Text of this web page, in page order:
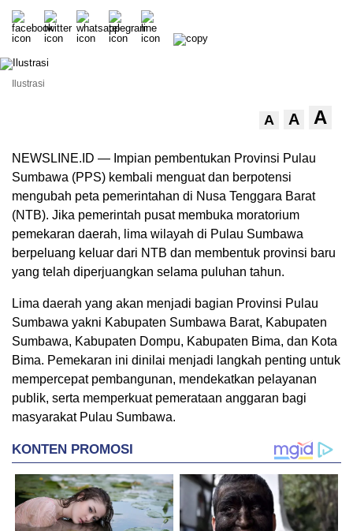
Ilustrasi
A A A
NEWSLINE.ID — Impian pembentukan Provinsi Pulau
Sumbawa (PPS) kembali menguat dan berpotensi
mengubah peta pemerintahan di Nusa Tenggara Barat
(NTB). Jika pemerintah pusat membuka moratorium
pemekaran daerah, lima wilayah di Pulau Sumbawa
berpeluang keluar dari NTB dan membentuk provinsi baru
yang telah diperjuangkan selama puluhan tahun.
Lima daerah yang akan menjadi bagian Provinsi Pulau
Sumbawa yakni Kabupaten Sumbawa Barat, Kabupaten
Sumbawa, Kabupaten Dompu, Kabupaten Bima, dan Kota
Bima. Pemekaran ini dinilai menjadi langkah penting untuk
mempercepat pembangunan, mendekatkan pelayanan
publik, serta memperkuat pemerataan anggaran bagi
masyarakat Pulau Sumbawa.